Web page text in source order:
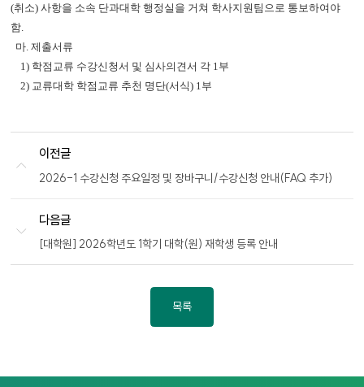
(취소) 사항을 소속 단과대학 행정실 을 거쳐 학사지원 팀으로 통보하여야
함.
마. 제출서류
1) 학점교류 수강신청서 및 심사의견서 각 1부
2) 교류대학 학점교류 추천 명단(서식) 1부
이전글
2026-1 수강신청 주요일정 및 장바구니/수강신청 안내(FAQ 추가)
다음글
[대학원] 2026학년도 1학기 대학(원) 재학생 등록 안내
목록